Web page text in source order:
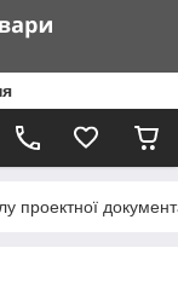
проектної